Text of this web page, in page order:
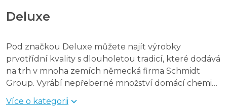
Deluxe
Pod značkou Deluxe můžete najít výrobky
prvotřídní kvality s dlouholetou tradicí, které dodává
na trh v mnoha zemích německá firma Schmidt
Group. Vyrábí nepřeberné množství domácí chemie
např. prací gely a prášky, aviváže, soli a tablety do
Více o kategorii